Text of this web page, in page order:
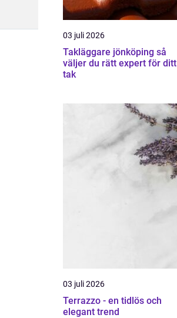
03 juli 2026
Takläggare jönköping så
väljer du rätt expert för ditt
tak
03 juli 2026
Terrazzo - en tidlös och
elegant trend